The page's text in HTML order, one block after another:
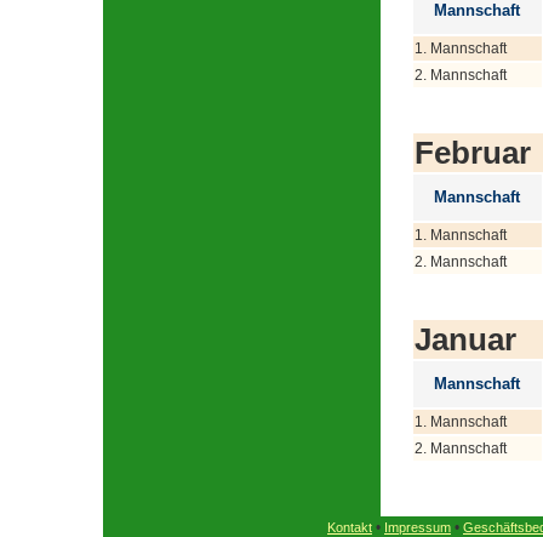
Mannschaft
1. Mannschaft
2. Mannschaft
Februar
Mannschaft
1. Mannschaft
2. Mannschaft
Januar
Mannschaft
1. Mannschaft
2. Mannschaft
Kontakt • Impressum •